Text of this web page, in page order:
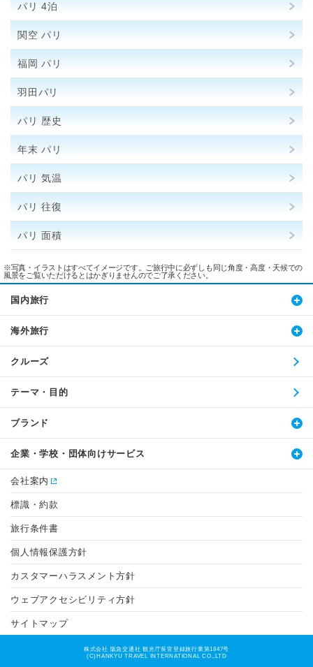
パリ 4泊
関空 パリ
福岡 パリ
羽田パリ
パリ 歴史
年末 パリ
パリ 気温
パリ 往復
パリ 面積
※写真・イラストはすべてイメージです。ご旅行中に必ずしも同じ角度・高度・天候での
風景をご覧いただけるとはかぎりませんのでご了承ください。
国内旅行
海外旅行
クルーズ
テーマ・目的
ブランド
企業・学校・団体向けサービス
会社案内
標識・約款
旅行条件書
個人情報保護方針
カスタマーハラスメント方針
ウェブアクセシビリティ方針
サイトマップ
株式会社 阪急交通社 観光庁長官登録旅行業第1847号
(C)HANKYU TRAVEL INTERNATIONAL CO.,LTD